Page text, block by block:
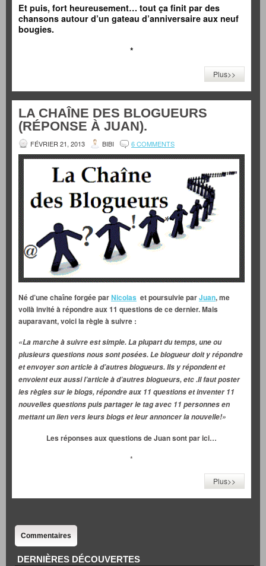
Et puis, fort heureusement… tout ça finit par des
chansons autour d’un gateau d’anniversaire aux neuf
bougies.
*
Plus>>
LA CHAÎNE DES BLOGUEURS
(RÉPONSE À JUAN).
FÉVRIER 21, 2013 BIBI 6 COMMENTS
Né d’une chaîne forgée parNicolas et poursuivie parJuan, me
voilà invité à répondre aux 11 questions de ce dernier. Mais
auparavant, voici la règle à suivre :
«La marche à suivre est simple. La plupart du temps, une ou
plusieurs questions nous sont posées. Le blogueur doit y répondre
et envoyer son article à d’autres blogueurs. Ils y répondent et
envoient eux aussi l’article à d’autres blogueurs, etc .Il faut poster
les règles sur le blogs, répondre aux 11 questions et inventer 11
nouvelles questions puis partager le tag avec 11 personnes en
mettant un lien vers leurs blogs et leur annoncer la nouvelle!»
Les réponses aux questions de Juan sont par ici…
*
Plus>>
Commentaires
DERNIÈRES DÉCOUVERTES